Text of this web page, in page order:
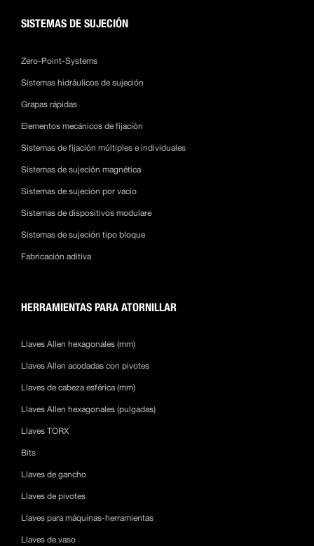
SISTEMAS DE SUJECIÓN
Zero-Point-Systems
Sistemas hidráulicos de sujeción
Grapas rápidas
Elementos mecánicos de fijación
Sistemas de fijación múltiples e individuales
Sistemas de sujeción magnética
Sistemas de sujeción por vacío
Sistemas de dispositivos modulare
Sistemas de sujeción tipo bloque
Fabricación aditiva
HERRAMIENTAS PARA ATORNILLAR
Llaves Allen hexagonales (mm)
Llaves Allen acodadas con pivotes
Llaves de cabeza esférica (mm)
Llaves Allen hexagonales (pulgadas)
Llaves TORX
Bits
Llaves de gancho
Llaves de pivotes
Llaves para máquinas-herramientas
Llaves de vaso